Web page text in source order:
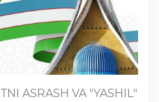
ASRASH VA "YASHIL"